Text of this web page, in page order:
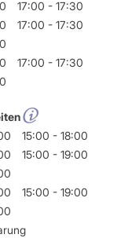
17:00 - 17:30
17:00 - 17:30
17:00 - 17:30
15:00 - 18:00
15:00 - 19:00
15:00 - 19:00